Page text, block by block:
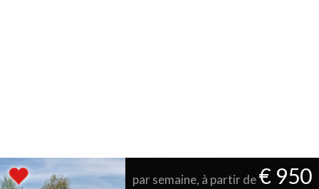
par semaine, à partir de€ 950